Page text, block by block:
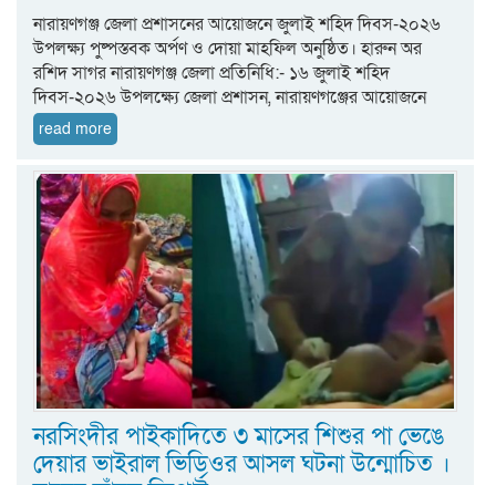
নারায়ণগঞ্জ জেলা প্রশাসনের আয়োজনে জুলাই শহিদ দিবস-২০২৬
উপলক্ষ্য পুষ্পস্তবক অর্পণ ও দোয়া মাহফিল অনুষ্ঠিত। হারুন অর
রশিদ সাগর নারায়ণগঞ্জ জেলা প্রতিনিধি:- ১৬ জুলাই শহিদ
দিবস-২০২৬ উপলক্ষ্যে জেলা প্রশাসন, নারায়ণগঞ্জের আয়োজনে
read more
নরসিংদীর পাইকাদিতে ৩ মাসের শিশুর পা ভেঙে
দেয়ার ভাইরাল ভিডিওর আসল ঘটনা উন্মোচিত ।